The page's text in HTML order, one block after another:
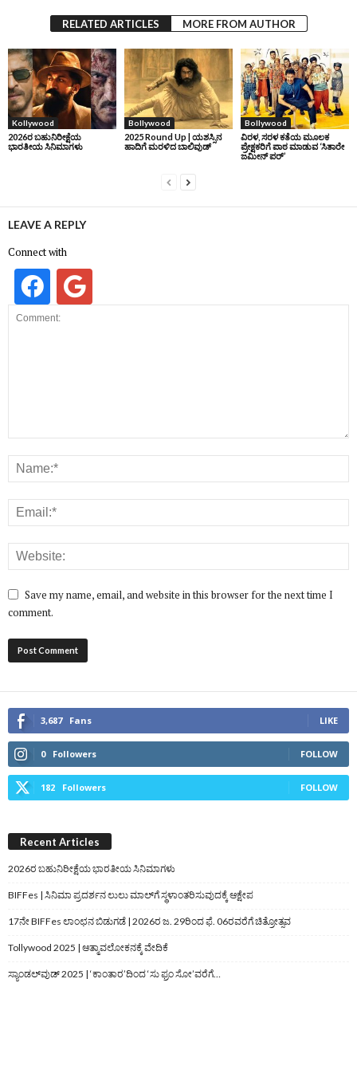
RELATED ARTICLES MORE FROM AUTHOR
Kollywood
2026ರ ಬಹುನಿರೀಕ್ಷೆಯ
ಭಾರತೀಯ ಸಿನಿಮಾಗಳು
Bollywood
2025 Round Up | ಯಶಸ್ಸಿನ
ಹಾದಿಗೆ ಮರಳಿದ ಬಾಲಿವುಡ್‌
Bollywood
ವಿರಳ, ಸರಳ ಕತೆಯ ಮೂಲಕ
ಪ್ರೇಕ್ಷಕರಿಗೆ ಪಾಠ ಮಾಡುವ ‘ಸಿತಾರೇ
ಜಮೀನ್‌ ಪರ್’
LEAVE A REPLY
Connect with
Save my name, email, and website in this browser for the next time I
comment.
3,687 Fans LIKE
0 Followers FOLLOW
182 Followers FOLLOW
Recent Articles
2026ರ ಬಹುನಿರೀಕ್ಷೆಯ ಭಾರತೀಯ ಸಿನಿಮಾಗಳು
BIFFes | ಸಿನಿಮಾ ಪ್ರದರ್ಶನ ಲುಲು ಮಾಲ್‌ಗೆ ಸ್ಥಳಾಂತರಿಸುವುದಕ್ಕೆ ಆಕ್ಷೇಪ
17ನೇ BIFFes ಲಾಂಛನ ಬಿಡುಗಡೆ | 2026ರ ಜ. 29ರಿಂದ ಫೆ. 06ರವರೆಗೆ ಚಿತ್ರೋತ್ಸವ
Tollywood 2025 | ಆತ್ಮಾವಲೋಕನಕ್ಕೆ ವೇದಿಕೆ
ಸ್ಯಾಂಡಲ್‌ವುಡ್‌ 2025 | ‘ಕಾಂತಾರ’ದಿಂದ ‘ಸು ಫ್ರಂ ಸೋ’ವರೆಗೆ…